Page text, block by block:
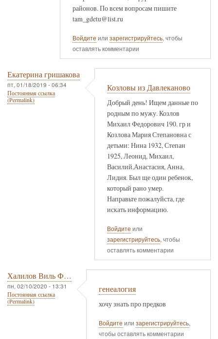
районов. По всем вопросам пишите
tam_gdetu@list.ru
Войдите или зарегистрируйтесь, чтобы
оставлять комментарии
Екатерина гришакова
пт, 01/18/2019 - 06:34
Постоянная ссылка
(Permalink)
Козловы из Давлеканово
Добрый день! Ищем данные по
родным по мужу. Козлов
Михаил Федорович 190. гр и
Козлова Мария Степановна с
детьми: Нина 1932, Степан
1925, Леонид, Михаил,
Василий,Анастасия, Анна,
Лидия. Был ще один ребенок,
который рано умер.
Направьте пожалуйста, где
искать информацию.
Войдите или
зарегистрируйтесь, чтобы
оставлять комментарии
Халилов Виль Ф…
пн, 02/10/2020 - 13:31
Постоянная ссылка
(Permalink)
генеалогия
хочу знать про предков
Войдите или зарегистрируйтесь,
чтобы оставлять комментарии